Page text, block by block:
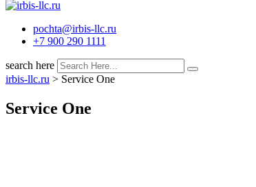
pochta@irbis-llc.ru
+7 900 290 1111
search here
irbis-llc.ru > Service One
Service One